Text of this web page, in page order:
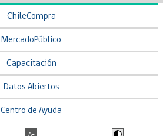
ChileCompra
MercadoPúblico
Capacitación
Datos Abiertos
Centro de Ayuda